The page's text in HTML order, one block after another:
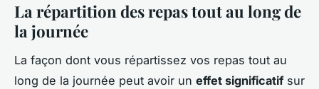
La répartition des repas tout au long de
la journée
La façon dont vous répartissez vos repas tout au
long de la journée peut avoir un effet significatifsur